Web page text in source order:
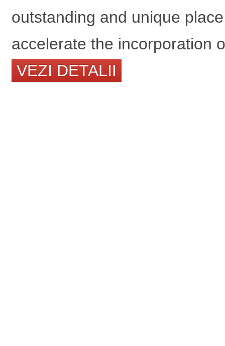
outstanding and unique
accelerate the incorporation
VEZI DETALII